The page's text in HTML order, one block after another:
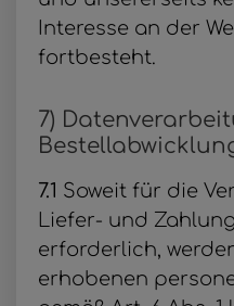
Interesse an der
fortbesteht.
7)
7.1 Soweit für die
Liefer- und
erforderlich,
erhobenen